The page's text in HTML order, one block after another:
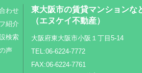
わせ
紹介
検索
声
東大阪市の賃貸マンションな
（エヌケイ不動産）
大阪府東大阪市小阪１丁目5-14
TEL:06-6224-7772
FAX:06-6224-7761